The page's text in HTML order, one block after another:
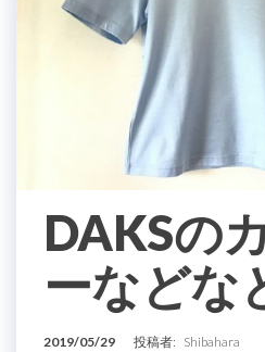
DAKSの
ーなどな
2019/05/29 投稿者: Shibahara